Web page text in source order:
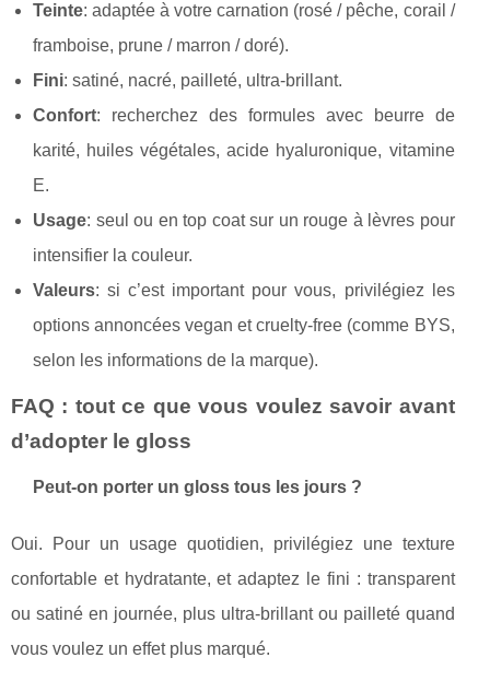
Teinte: adaptée à votre carnation (rosé / pêche, corail /
framboise, prune / marron / doré).
Fini: satiné, nacré, pailleté, ultra-brillant.
Confort: recherchez des formules avec beurre de
karité, huiles végétales, acide hyaluronique, vitamine
E.
Usage: seul ou en top coat sur un rouge à lèvres pour
intensifier la couleur.
Valeurs: si c’est important pour vous, privilégiez les
options annoncées vegan et cruelty-free (comme BYS,
selon les informations de la marque).
FAQ : tout ce que vous voulez savoir avant
d’adopter le gloss
Peut-on porter un gloss tous les jours ?
Oui. Pour un usage quotidien, privilégiez une texture
confortable et hydratante, et adaptez le fini : transparent
ou satiné en journée, plus ultra-brillant ou pailleté quand
vous voulez un effet plus marqué.